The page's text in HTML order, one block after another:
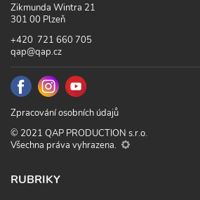
Zikmunda Wintra 21
301 00 Plzeň
+420 721 660 705
qap@qap.cz
Zpracování osobních údajů
© 2021 QAP PRODUCTION s.r.o.
Všechna práva vyhrazena.
RUBRIKY